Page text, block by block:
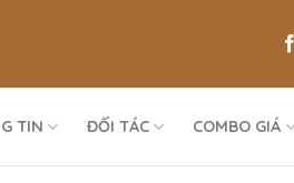
TIN ĐỐI TÁC COMBO GIÁ